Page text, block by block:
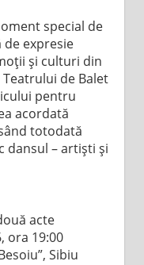
special de
expresie
și culturi din
de Balet
pentru
acordată
totodată
dansul – artiști și
acte
ora 19:00
Sibiu